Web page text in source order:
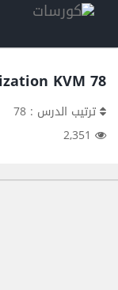
78 CentOS 7 Virtualization KVM
ترتيب الدرس : 78